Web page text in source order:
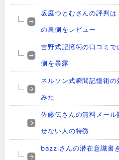
坂庭つとむさんの評判
の裏側をレビュー
吉野式記憶術の口コミ
側を暴露
ネルソン式瞬間記憶術
みた
佐藤伝さんの無料メー
せない人の特徴
bazziさんの潜在意識書